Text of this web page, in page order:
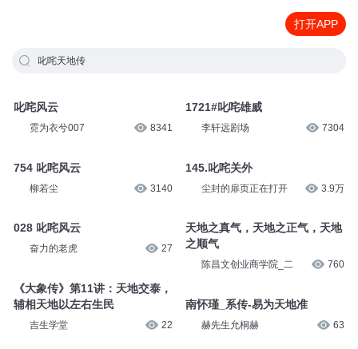
打开APP
叱咤天地传
叱咤风云
霓为衣兮007 8341
754 叱咤风云
柳若尘 3140
028 叱咤风云
奋力的老虎 27
《大象传》第11讲：天地交泰，
辅相天地以左右生民
吉生学堂 22
1721#叱咤雄威
李轩远剧场 7304
145.叱咤关外
尘封的扉页正在打开 3.9万
天地之真气，天地之正气，天地
之顺气
陈昌文创业商学院_二 760
南怀瑾_系传-易为天地准
赫先生允桐赫 63